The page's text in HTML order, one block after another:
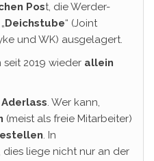
Post, die Werder-
Deichstube“ (Joint
und WK) ausgelagert.
2019 wieder allein
Aderlass. Wer kann,
(meist als freie Mitarbeiter)
. In
liege nicht nur an der